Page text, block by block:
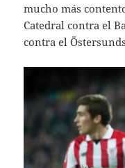
mucho más
Catedral contra el
contra el